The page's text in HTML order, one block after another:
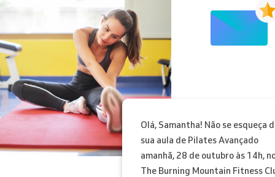
Olá, Samantha! Não se esqueça
sua aula de Pilates Avançado
amanhã, 28 de outubro às 14h,
The Burning Mountain Fitness